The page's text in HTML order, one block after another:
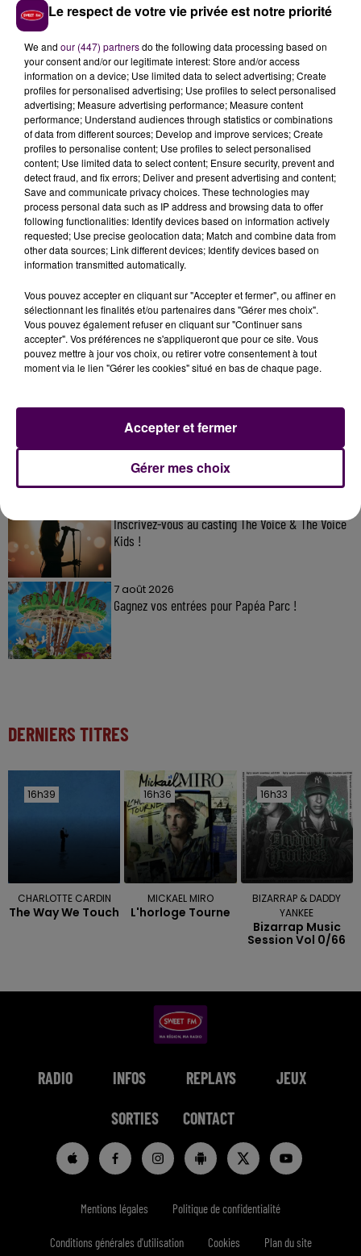
7 août 2026
Inscrivez-vous au casting The Voice & The Voice
Kids !
7 août 2026
Gagnez vos entrées pour Papéa Parc !
DERNIERS TITRES
16h39
16h39
CHARLOTTE CARDIN
The Way We Touch
16h36
16h36
MICKAEL MIRO
L'horloge Tourne
16h33
16h33
BIZARRAP & DADDY
YANKEE
Bizarrap Music
Session Vol 0/66
RADIO INFOS REPLAYS JEUX
SORTIES CONTACT
Mentions légales Politique de confidentialité
Conditions générales d'utilisation Cookies Plan du site
Le respect de votre vie privée est notre priorité
We and our (447) partnersdo the following data processing based on
your consent and/or our legitimate interest: Store and/or access
information on a device; Use limited data to select advertising; Create
profiles for personalised advertising; Use profiles to select personalised
advertising; Measure advertising performance; Measure content
performance; Understand audiences through statistics or combinations
of data from different sources; Develop and improve services; Create
profiles to personalise content; Use profiles to select personalised
content; Use limited data to select content; Ensure security, prevent and
detect fraud, and fix errors; Deliver and present advertising and content;
Save and communicate privacy choices. These technologies may
process personal data such as IP address and browsing data to offer
following functionalities: Identify devices based on information actively
requested; Use precise geolocation data; Match and combine data from
other data sources; Link different devices; Identify devices based on
information transmitted automatically.
Vous pouvez accepter en cliquant sur "Accepter et fermer", ou affiner en
sélectionnant les finalités et/ou partenaires dans "Gérer mes choix".
Vous pouvez également refuser en cliquant sur "Continuer sans
accepter". Vos préférences ne s'appliqueront que pour ce site. Vous
pouvez mettre à jour vos choix, ou retirer votre consentement à tout
moment via le lien "Gérer les cookies" situé en bas de chaque page.
Gérer mes choix
Accepter et fermer